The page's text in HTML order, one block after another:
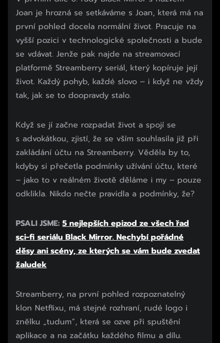
Joan je hrozná se setkáváme s Joan, která má na
první pohled docela normální život. Pracuje na
vyšší pozici v technologické společnosti a bude
se vdávat. Jenže pak najde na streamovací
platformě Streamberry seriál, který kopíruje její
život. Každý pohyb, každé slovo – i když ne vždy
tak, jak se to doopravdy stalo.
Když se jí začne rozpadat život a spojí se
s advokátkou, zjistí, že se vším souhlasila již při
zakládání účtu na Streamberry. Věděla by to,
kdyby si přečetla podmínky užívání účtu, které
– jako to v reálném životě děláme i my – pouze
odklikla. Nikdo nečte pravidla a podmínky, že?
PSALI JSME: 5 nejlepších epizod ze všech řad
sci-fi seriálu Black Mirror. Nechybí pořádné
děsy ani scény, ze kterých se vám bude zvedat
žaludek
Začátek reklamy
Konec reklamy
Streamberry, na první pohled rozpoznatelný
klon Netflixu, má stejné rozhraní, rudé logo i
znělku „tudum“, která se ozve při spuštění
aplikace a na začátku každého filmu a dílu.